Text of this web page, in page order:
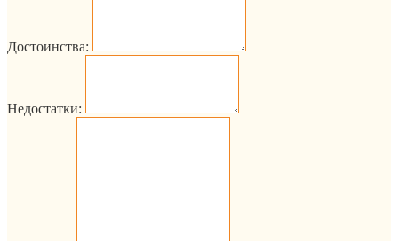
Достоинства:
Недостатки: